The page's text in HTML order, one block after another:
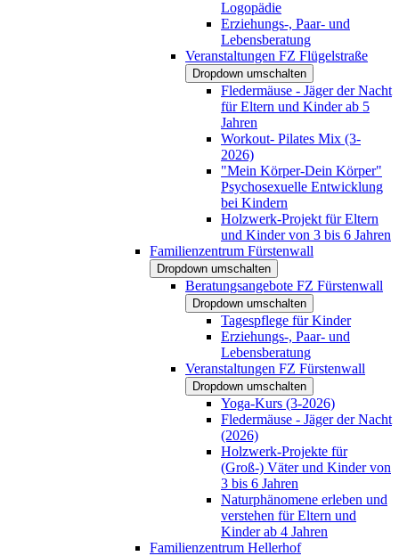
Logopädie
Erziehungs-, Paar- und
Lebensberatung
Veranstaltungen FZ Flügelstraße
Dropdown umschalten
Fledermäuse - Jäger der Nacht
für Eltern und Kinder ab 5
Jahren
Workout- Pilates Mix (3-
2026)
"Mein Körper-Dein Körper"
Psychosexuelle Entwicklung
bei Kindern
Holzwerk-Projekt für Eltern
und Kinder von 3 bis 6 Jahren
Familienzentrum Fürstenwall
Dropdown umschalten
Beratungsangebote FZ Fürstenwall
Dropdown umschalten
Tagespflege für Kinder
Erziehungs-, Paar- und
Lebensberatung
Veranstaltungen FZ Fürstenwall
Dropdown umschalten
Yoga-Kurs (3-2026)
Fledermäuse - Jäger der Nacht
(2026)
Holzwerk-Projekte für
(Groß-) Väter und Kinder von
3 bis 6 Jahren
Naturphänomene erleben und
verstehen für Eltern und
Kinder ab 4 Jahren
Familienzentrum Hellerhof